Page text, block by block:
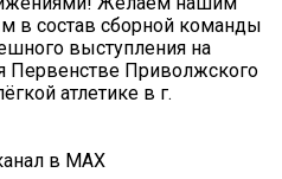
в состав сборной команды
выступления на
Первенстве Приволжского
атлетике в г.
в MAX